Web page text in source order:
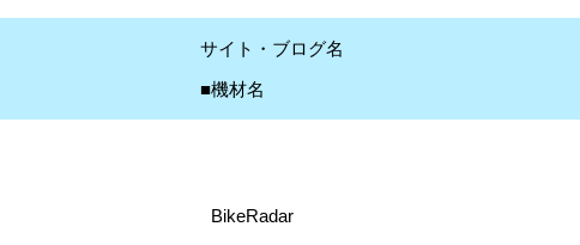
サイト・ブログ名
■機材名
BikeRadar